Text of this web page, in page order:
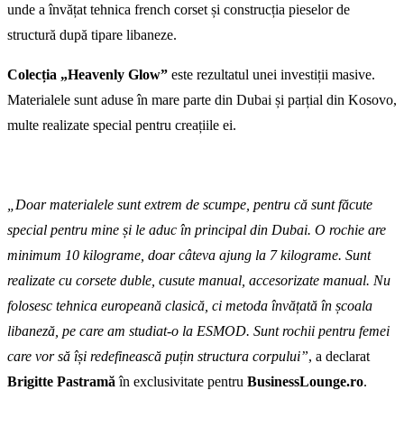
unde a învățat tehnica french corset și construcția pieselor de
structură după tipare libaneze.
Colecția „Heavenly Glow” este rezultatul unei investiții masive.
Materialele sunt aduse în mare parte din Dubai și parțial din Kosovo,
multe realizate special pentru creațiile ei.
„Doar materialele sunt extrem de scumpe, pentru că sunt făcute
special pentru mine și le aduc în principal din Dubai. O rochie are
minimum 10 kilograme, doar câteva ajung la 7 kilograme. Sunt
realizate cu corsete duble, cusute manual, accesorizate manual. Nu
folosesc tehnica europeană clasică, ci metoda învățată în școala
libaneză, pe care am studiat-o la ESMOD. Sunt rochii pentru femei
care vor să își redefinească puțin structura corpului”, a declarat
Brigitte Pastramă în exclusivitate pentru BusinessLounge.ro.